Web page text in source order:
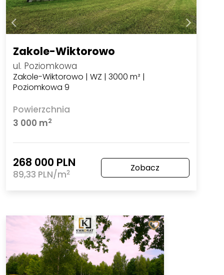
Zakole-Wiktorowo
ul. Poziomkowa
Zakole-Wiktorowo | WZ | 3000 m² |
Poziomkowa 9
Powierzchnia
3 000 m2
268 000 PLN
89,33 PLN/m2 Zobacz